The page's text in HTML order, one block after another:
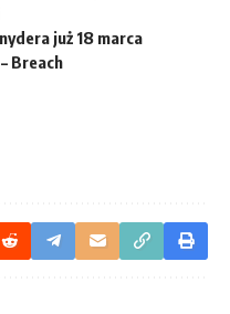
już 18 marca
Breach